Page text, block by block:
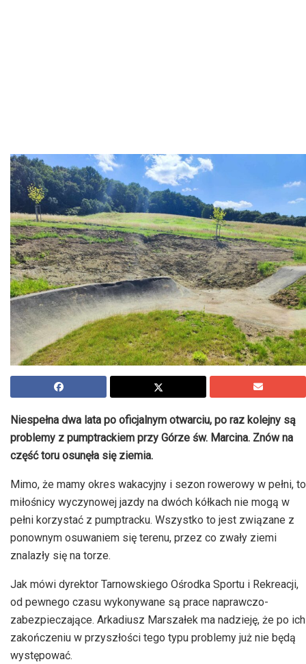
Niespełna dwa lata po oficjalnym otwarciu, po raz kolejny są
problemy z pumptrackiem przy Górze św. Marcina. Znów na
część toru osunęła się ziemia.
Mimo, że mamy okres wakacyjny i sezon rowerowy w pełni, to
miłośnicy wyczynowej jazdy na dwóch kółkach nie mogą w
pełni korzystać z pumptracku. Wszystko to jest związane z
ponownym osuwaniem się terenu, przez co zwały ziemi
znalazły się na torze.
Jak mówi dyrektor Tarnowskiego Ośrodka Sportu i Rekreacji,
od pewnego czasu wykonywane są prace naprawczo-
zabezpieczające. Arkadiusz Marszałek ma nadzieję, że po ich
zakończeniu w przyszłości tego typu problemy już nie będą
występować.